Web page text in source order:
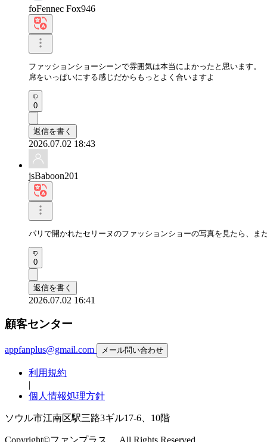
foFennec Fox946
ファッションショーシーンで雰囲気は本当によかったと思います。
席をいっぱいにする感じだからもっとよく合いますよ
0
返信を書く
2026.07.02 18:43
jsBaboon201
パリで開かれたセリーヌのファッションショーの写真を見たら、
0
返信を書く
2026.07.02 16:41
顧客センター
appfanplus@gmail.com メール問い合わせ
利用規約
|
個人情報処理方針
ソウル市江南区駅三路3ギル17-6、10階
Copyright©ファンプラス。 All Rights Reserved.